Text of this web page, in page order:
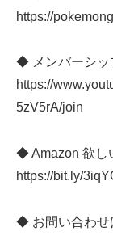
https://
◆ メンバーシッ
https://
5zV5rA/join
◆ Amazon 欲し
https://bit.ly/
◆ お問い合わせ